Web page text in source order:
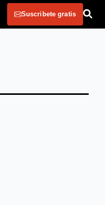
Suscribete gratis